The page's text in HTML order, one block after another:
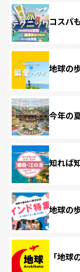
コスパ
地球の
今年の
知れば
地球の
「地